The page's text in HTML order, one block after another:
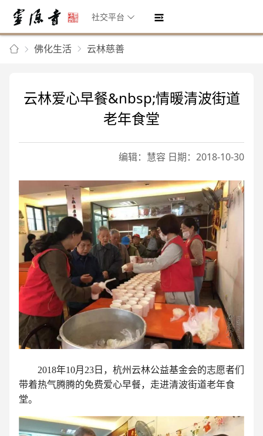
社交平台
佛化生活 云林慈善
云林爱心早餐&nbsp;情暖清波街道
老年食堂
编辑：慧容 日期：2018-10-30
2018年10月23日，杭州云林公益基金会的志愿者们
带着热气腾腾的免费爱心早餐，走进清波街道老年食
堂。